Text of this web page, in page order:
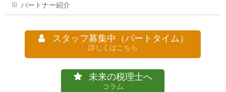
パートナー紹介
スタッフ募集中（パートタイム）
詳しくはこちら
未来の税理士へ
コラム